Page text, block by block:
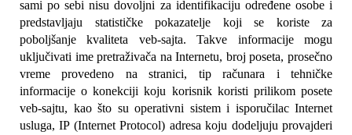
sami po sebi nisu dovoljni za identifikaciju određene osobe i
predstavljaju statističke pokazatelje koji se koriste za
poboljšanje kvaliteta veb-sajta. Takve informacije mogu
uključivati ime pretraživača na Internetu, broj poseta, prosečno
vreme provedeno na stranici, tip računara i tehničke
informacije o konekciji koju korisnik koristi prilikom posete
veb-sajtu, kao što su operativni sistem i isporučilac Internet
usluga, IP (Internet Protocol) adresa koju dodeljuju provajderi